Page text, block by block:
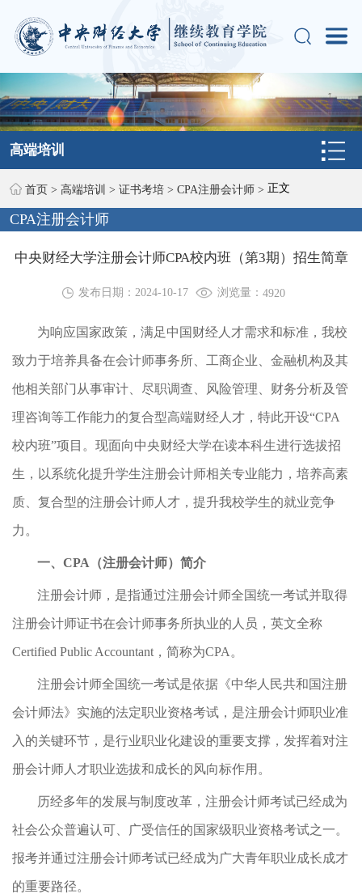
高端培训
首页 > 高端培训 > 证书考培 > CPA注册会计师 > 正文
CPA注册会计师
中央财经大学注册会计师CPA校内班（第3期）招生简章
发布日期：2024-10-17 浏览量：4920
为响应国家政策，满足中国财经人才需求和标准，我校
致力于培养具备在会计师事务所、工商企业、金融机构及其
他相关部门从事审计、尽职调查、风险管理、财务分析及管
理咨询等工作能力的复合型高端财经人才，特此开设“CPA
校内班”项目。现面向中央财经大学在读本科生进行选拔招
生，以系统化提升学生注册会计师相关专业能力，培养高素
质、复合型的注册会计师人才，提升我校学生的就业竞争
力。
一、CPA（注册会计师）简介
注册会计师，是指通过注册会计师全国统一考试并取得
注册会计师证书在会计师事务所执业的人员，英文全称
Certified Public Accountant，简称为CPA。
注册会计师全国统一考试是依据《中华人民共和国注册
会计师法》实施的法定职业资格考试，是注册会计师职业准
入的关键环节，是行业职业化建设的重要支撑，发挥着对注
册会计师人才职业选拔和成长的风向标作用。
历经多年的发展与制度改革，注册会计师考试已经成为
社会公众普遍认可、广受信任的国家级职业资格考试之一。
报考并通过注册会计师考试已经成为广大青年职业成长成才
的重要路径。